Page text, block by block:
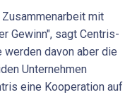
mit
Gewinn", sagt Centris-
werden davon aber die
Unternehmen
eine Kooperation auf